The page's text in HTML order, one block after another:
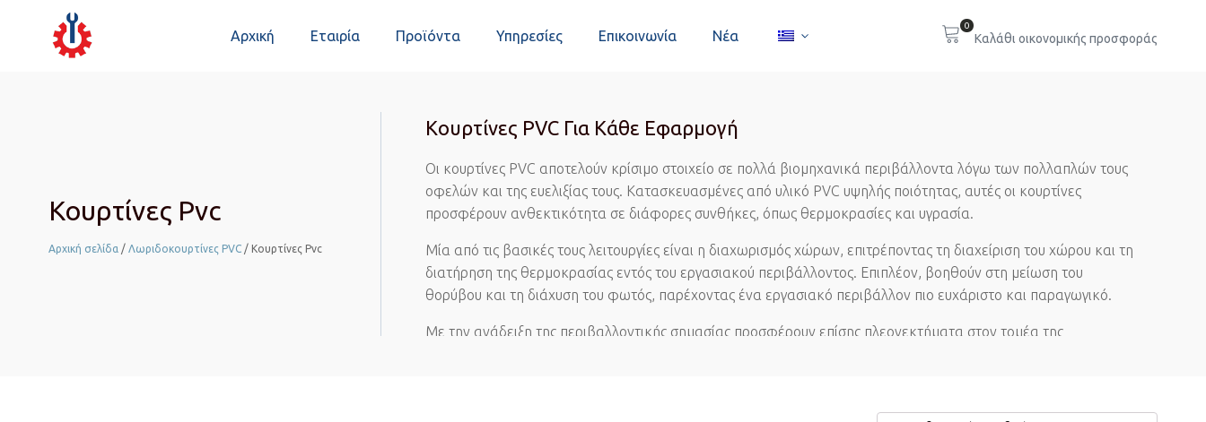
Αρχική Εταιρία Προϊόντα Υπηρεσίες Επικοινωνία Νέα
0
Κουρτίνες Pvc
Αρχική σελίδα/ Λωριδοκουρτίνες PVC/ Κουρτίνες Pvc
Κουρτίνες PVC Για Κάθε Εφαρμογή
Οι κουρτίνες PVC αποτελούν κρίσιμο στοιχείο σε πολλά βιομηχανικά περιβάλλοντα λόγω των πολλαπλών τους
οφελών και της ευελιξίας τους. Κατασκευασμένες από υλικό PVC υψηλής ποιότητας, αυτές οι κουρτίνες
προσφέρουν ανθεκτικότητα σε διάφορες συνθήκες, όπως θερμοκρασίες και υγρασία.
Μία από τις βασικές τους λειτουργίες είναι η διαχωρισμός χώρων, επιτρέποντας τη διαχείριση του χώρου και τη
διατήρηση της θερμοκρασίας εντός του εργασιακού περιβάλλοντος. Επιπλέον, βοηθούν στη μείωση του
θορύβου και τη διάχυση του φωτός, παρέχοντας ένα εργασιακό περιβάλλον πιο ευχάριστο και παραγωγικό.
Με την ανάδειξη της περιβαλλοντικής σημασίας προσφέρουν επίσης πλεονεκτήματα στον τομέα της
Συνοψίζοντας, οι βιομηχανικές κουρτίνες αποτελούν ουσιαστικό στοιχείο στον κόσμο της βιομηχανίας και των